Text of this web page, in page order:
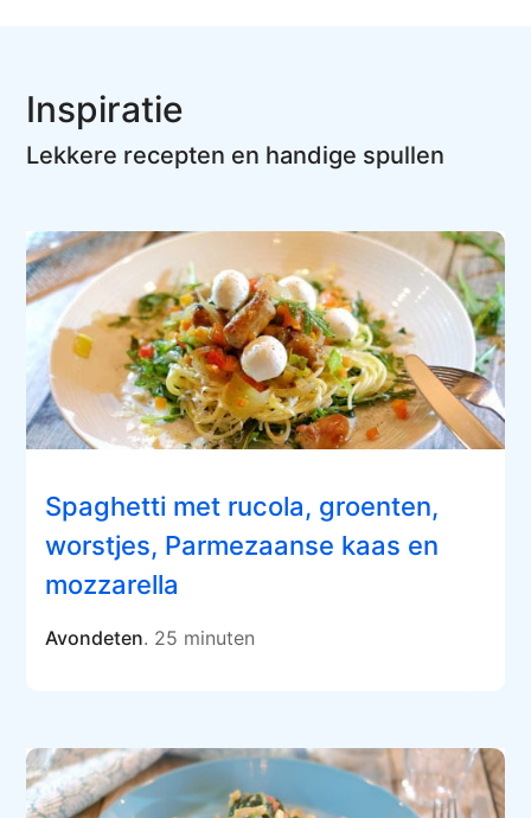
Inspiratie
Lekkere recepten en handige spullen
Spaghetti met rucola, groenten,
worstjes, Parmezaanse kaas en
mozzarella
Avondeten. 25 minuten